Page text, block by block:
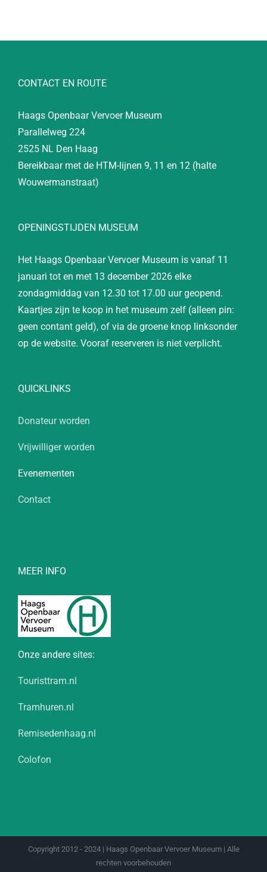
CONTACT EN ROUTE
Haags Openbaar Vervoer Museum
Parallelweg 224
2525 NL Den Haag
Bereikbaar met de HTM-lijnen 9, 11 en 12 (halte
Wouwermanstraat)
OPENINGSTIJDEN MUSEUM
Het Haags Openbaar Vervoer Museum is vanaf 11
januari tot en met 13 december 2026 elke
zondagmiddag van 12.30 tot 17.00 uur geopend.
Kaartjes zijn te koop in het museum zelf (alleen pin:
geen contant geld), of via de groene knop linksonder
op de website. Vooraf reserveren is niet verplicht.
QUICKLINKS
Donateur worden
Vrijwilliger worden
Evenementen
Contact
MEER INFO
Onze andere sites:
Touristtram.nl
Tramhuren.nl
Remisedenhaag.nl
Colofon
Copyright 2012 - 2024 | Haags Openbaar Vervoer Museum | Alle
rechten voorbehouden